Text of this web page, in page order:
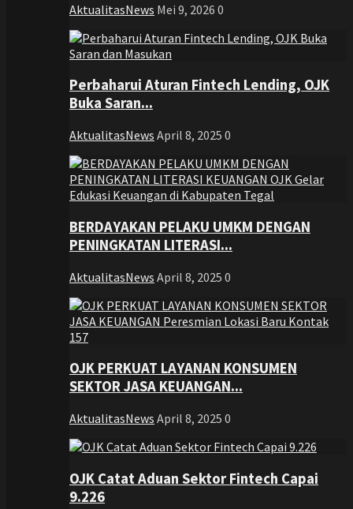
AktualitasNews Mei 9, 2026 0
Perbaharui Aturan Fintech Lending, OJK
Buka Saran...
AktualitasNews April 8, 2025 0
BERDAYAKAN PELAKU UMKM DENGAN
PENINGKATAN LITERASI...
AktualitasNews April 8, 2025 0
OJK PERKUAT LAYANAN KONSUMEN
SEKTOR JASA KEUANGAN...
AktualitasNews April 8, 2025 0
OJK Catat Aduan Sektor Fintech Capai
9.226